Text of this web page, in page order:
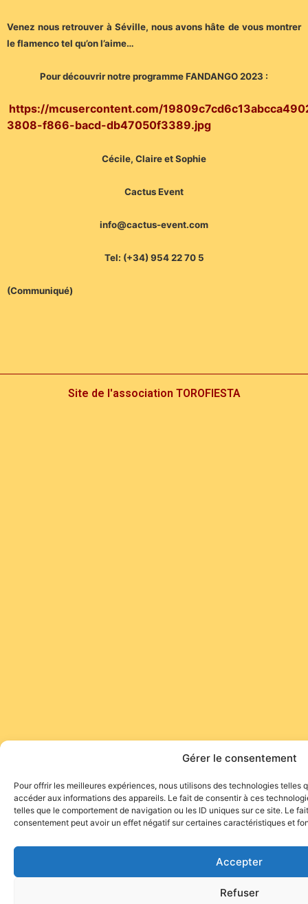
Gérer le consentement
Pour offrir les meilleures expériences, nous utilisons des technologies telles
accéder aux informations des appareils. Le fait de consentir à ces
telles que le comportement de navigation ou les ID uniques sur ce site. Le
consentement peut avoir un effet négatif sur certaines caractéristiques et
Accepter
Refuser
Venez nous retrouver à Séville, nous avons hâte de vous montrer
le flamenco tel qu’on l’aime…
Pour découvrir notre programme FANDANGO 2023 :
https://mcusercontent.com/
3808-f866-bacd-db47050f3389.jpg
Cécile, Claire et Sophie
Cactus Event
info@cactus-event.com
Tel: (+34) 954 22 70 5
(Communiqué)
Site de l'association TOROFIESTA